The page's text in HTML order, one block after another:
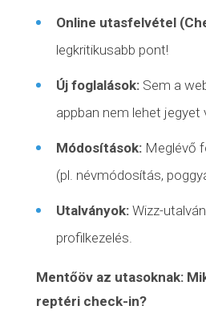
Online utasfelvétel
legkritikusabb pont!
Új foglalások: Sem a
appban nem lehet jegyet
Módosítások: Meglévő
(pl. névmódosítás,
Utalványok: Wizz-
profilkezelés.
Mentőöv az utasoknak:
reptéri check-in?